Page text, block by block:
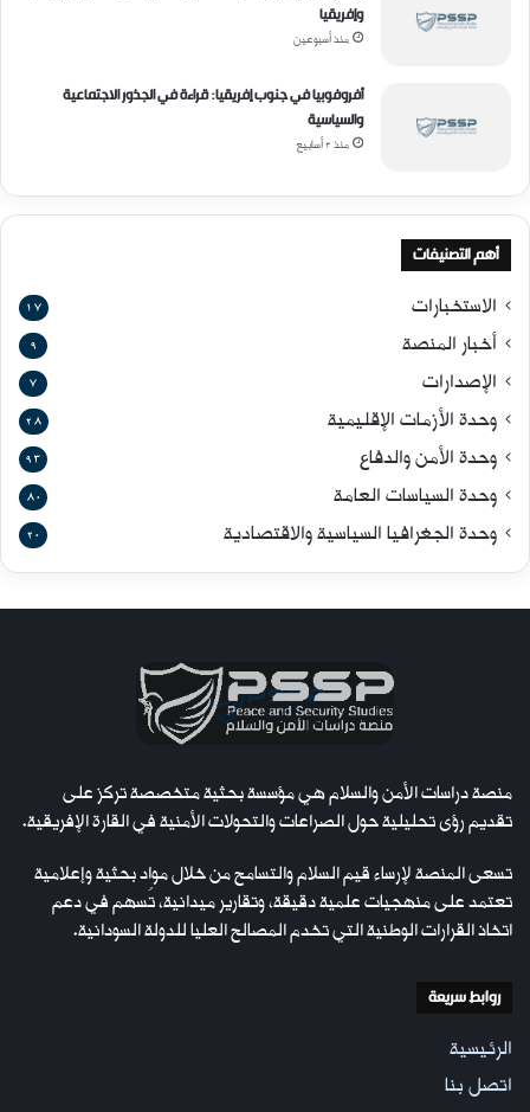
وإفريقيا
منذ أسبوعين
أفروفوبيا في جنوب إفريقيا: قراءة في الجذور الاجتماعية
والسياسية
منذ 3 أسابيع
أهم التصنيفات
الاستخبارات 17
أخبار المنصة 9
الإصدارات 7
وحدة الأزمات الإقليمية 28
وحدة الأمن والدفاع 93
وحدة السياسات العامة 80
وحدة الجغرافيا السياسية والاقتصادية 20
منصة دراسات الأمن والسلام هي مؤسسة بحثية متخصصة تركز على
تقديم رؤى تحليلية حول الصراعات والتحولات الأمنية في القارة الإفريقية.
تسعى المنصة لإرساء قيم السلام والتسامح من خلال مواد بحثية وإعلامية
تعتمد على منهجيات علمية دقيقة، وتقارير ميدانية، تُسهم في دعم
اتخاذ القرارات الوطنية التي تخدم المصالح العليا للدولة السودانية.
روابط سريعة
الرئيسية
اتصل بنا